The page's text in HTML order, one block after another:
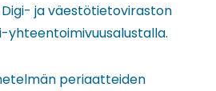
ja väestötietoviraston
yhteentoimivuusalustalla.
periaatteiden